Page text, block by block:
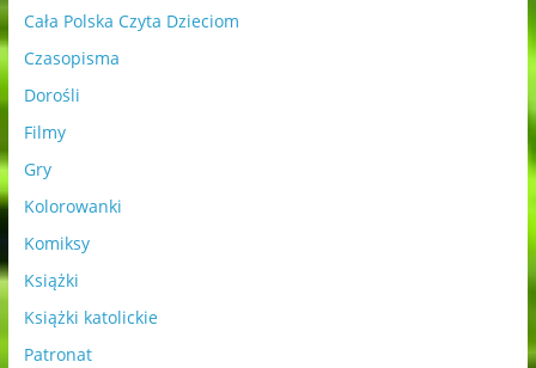
Cała Polska Czyta Dzieciom
Czasopisma
Dorośli
Filmy
Gry
Kolorowanki
Komiksy
Książki
Książki katolickie
Patronat